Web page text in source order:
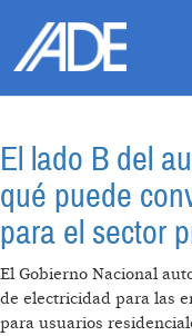
El lado B del
qué puede
para el sector
El Gobierno Nacional
de electricidad para las
para usuarios